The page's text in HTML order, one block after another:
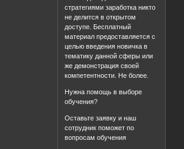
стратегиями заработка никто
не делится в открытом
доступе. Бесплатный
материал предоставляется с
целью введения новичка в
тематику данной сферы или
же демонстрация своей
компетентности. Не более.
Нужна помощь в выборе
обучения?
Оставьте заявку и наш
сотрудник поможет по
вопросам обучения